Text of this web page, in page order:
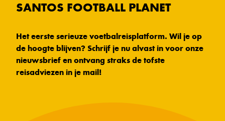
SANTOS FOOTBALL PLANET
Het eerste serieuze voetbalreisplatform. Wil je op
de hoogte blijven? Schrijf je nu alvast in voor onze
nieuwsbrief en ontvang straks de tofste
reisadviezen in je mail!